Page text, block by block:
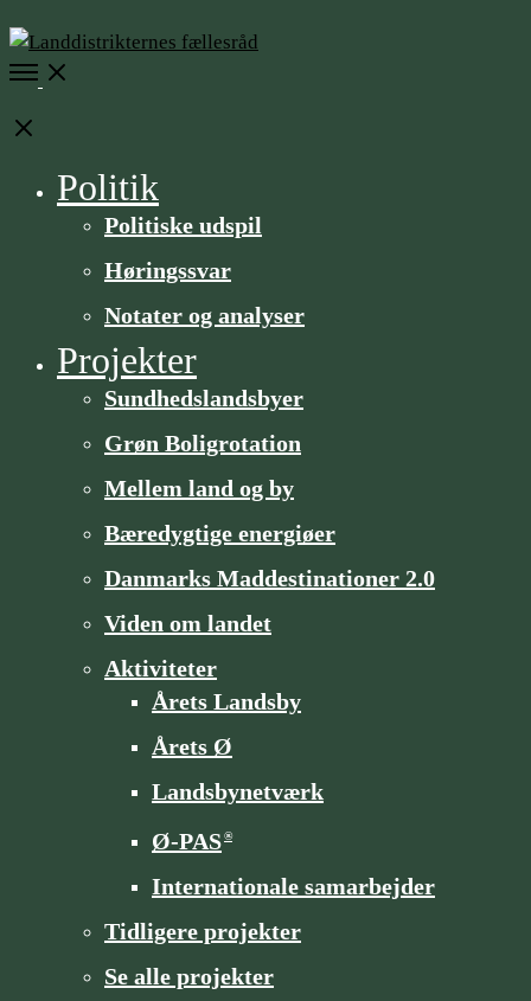
Open
Close
Politik
Politiske udspil
Høringssvar
Notater og analyser
Projekter
Sundheds­­landsbyer
Grøn Boligrotation
Mellem land og by
Bæredygtige energiøer
Danmarks Maddestinationer 2.0
Viden om landet
Aktiviteter
Årets Landsby
Årets Ø
Landsbynetværk
Ø-PAS®
Internationale samarbejder
Tidligere projekter
Se alle projekter